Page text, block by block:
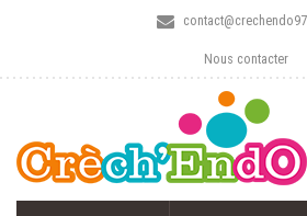
Nous contacter